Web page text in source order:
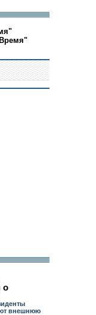
о
внешнюю